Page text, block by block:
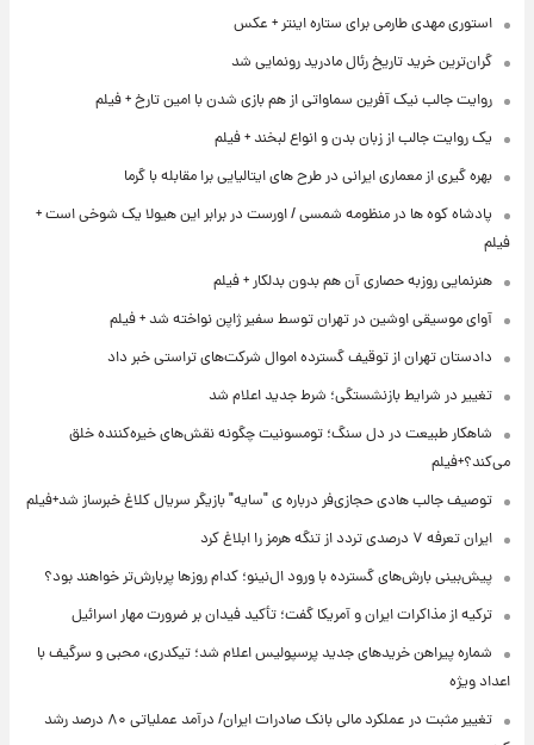
استوری مهدی طارمی برای ستاره اینتر + عکس
گران‌ترین خرید تاریخ رئال مادرید رونمایی شد
روایت جالب نیک آفرین سماواتی از هم بازی شدن با امین تارخ + فیلم
یک روایت جالب از زبان بدن و انواع لبخند + فیلم
بهره گیری از معماری ایرانی در طرح های ایتالیایی برا مقابله با گرما
پادشاه کوه ها در منظومه شمسی / اورست در برابر این هیولا یک شوخی است +
فیلم
هنرنمایی روزبه حصاری آن هم بدون بدلکار + فیلم
آوای موسیقی اوشین در تهران توسط سفیر ژاپن نواخته شد + فیلم
دادستان تهران از توقیف گسترده اموال شرکت‌های تراستی خبر داد
تغییر در شرایط بازنشستگی؛ شرط جدید اعلام شد
شاهکار طبیعت در دل سنگ؛ تومسونیت چگونه نقش‌های خیره‌کننده خلق
می‌کند؟+فیلم
توصیف جالب هادی حجازی‌فر درباره ی "سایه" بازیگر سریال کلاغ خبرساز شد+فیلم
ایران تعرفه ۷ درصدی تردد از تنگه هرمز را ابلاغ کرد
پیش‌بینی بارش‌های گسترده با ورود ال‌نینو؛ کدام روزها پربارش‌تر خواهند بود؟
ترکیه از مذاکرات ایران و آمریکا گفت؛ تأکید فیدان بر ضرورت مهار اسرائیل
شماره پیراهن خریدهای جدید پرسپولیس اعلام شد؛ تیکدری، محبی و سرگیف با
اعداد ویژه
تغییر مثبت در عملکرد مالی بانک صادرات ایران/ درآمد عملیاتی ۸۰ درصد رشد